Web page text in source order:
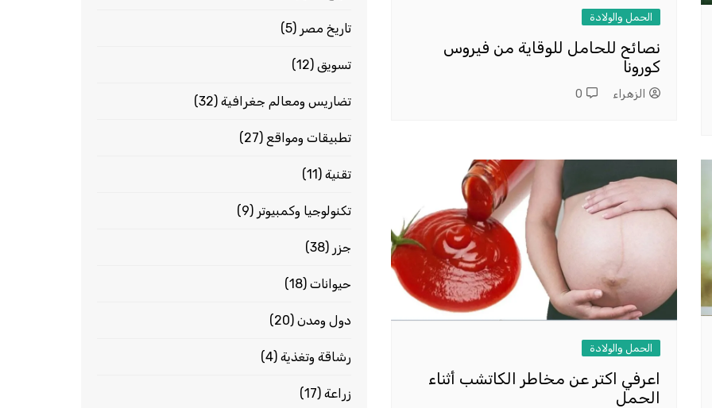
الحمل والولادة
نصائح للحامل للوقاية من فيروس
كورونا
الزهراء 0
الحمل والولادة
اعرفي اكتر عن مخاطر الكاتشب أثناء
الحمل
تاريخ مصر (5)
تسويق (12)
تضاريس ومعالم جغرافية (32)
تطبيقات ومواقع (27)
تقنية (11)
تكنولوجيا وكمبيوتر (9)
جزر (38)
حيوانات (18)
دول ومدن (20)
رشاقة وتغذية (4)
زراعة (17)